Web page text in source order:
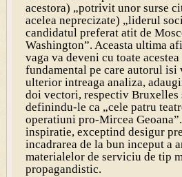
acestora) „potrivit unor surse
acelea neprecizate) „liderul
candidatul preferat atit de
Washington”. Aceasta ultima
vaga va deveni cu toate
fundamental pe care autorul isi
ulterior intreaga analiza,
doi vectori, respectiv Bruxelles
definindu-le ca „cele patru
operatiuni pro-Mircea
inspiratie, exceptind desigur
incadrarea de la bun inceput a
materialelor de serviciu de tip
propagandistic.